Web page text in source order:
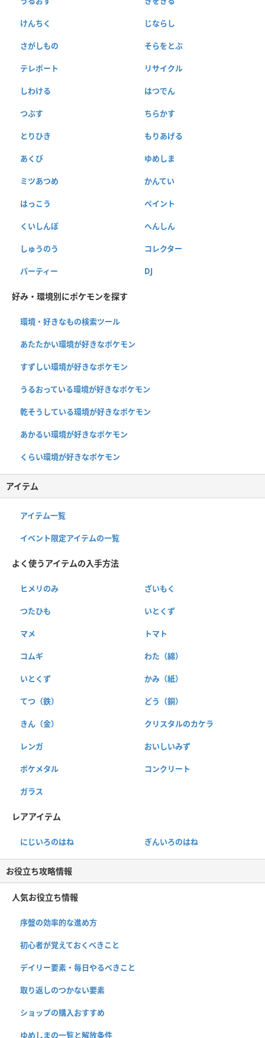
けんちく じならし
さがしもの そらをとぶ
テレポート リサイクル
しわける はつでん
つぶす ちらかす
とりひき もりあげる
あくび ゆめしま
ミツあつめ かんてい
はっこう ペイント
くいしんぼ へんしん
しゅうのう コレクター
パーティー DJ
好み・環境別にポケモンを探す
環境・好きなもの検索ツール
あたたかい環境が好きなポケモン
すずしい環境が好きなポケモン
うるおっている環境が好きなポケモン
乾そうしている環境が好きなポケモン
あかるい環境が好きなポケモン
くらい環境が好きなポケモン
アイテム
アイテム一覧
イベント限定アイテムの一覧
よく使うアイテムの入手方法
ヒメリのみ ざいもく
つたひも いとくず
マメ トマト
コムギ わた（綿）
いとくず かみ（紙）
てつ（鉄） どう（銅）
きん（金） クリスタルのカケラ
レンガ おいしいみず
ポケメタル コンクリート
ガラス
レアアイテム
にじいろのはね ぎんいろのはね
お役立ち攻略情報
人気お役立ち情報
序盤の効率的な進め方
初心者が覚えておくべきこと
デイリー要素・毎日やるべきこと
取り返しのつかない要素
ショップの購入おすすめ
ゆめしまの一覧と解放条件